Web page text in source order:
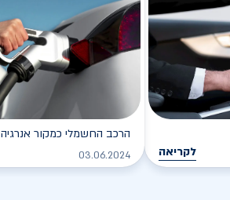
לקריאה
הרכב החשמלי כמקור אנרגיה
03.06.2024